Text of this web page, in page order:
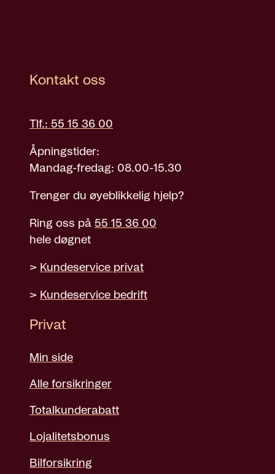
Kontakt oss
Tlf.: 55 15 36 00
Åpningstider:
Mandag-fredag: 08.00-15.30
Trenger du øyeblikkelig hjelp?
Ring oss på 55 15 36 00
hele døgnet
> Kundeservice privat
> Kundeservice bedrift
Privat
Min side
Alle forsikringer
Totalkunderabatt
Lojalitetsbonus
Bilforsikring